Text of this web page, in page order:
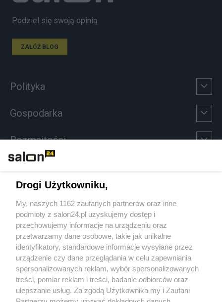
Podziel się swoją opinią
ZAŁÓŻ BLOG
Polityka
Gospodarka
Rozmaitości
Sport
Społeczeństwo
Kultura
X Facebook Instagram Youtube
Drogi Użytkowniku,
My, naszych 1162 zaufanych partnerów oraz inne
podmioty z salon24.pl uzyskujemy dostęp i
przechowujemy informacje na urządzeniu oraz
przetwarzamy dane osobowe, takie jak unikalne
identyfikatory, standardowe informacje wysyłane przez
urządzenie czy dane przeglądania w celu zapewniania
spersonalizowanych reklam, wybór spersonalizowanych
treści, pomiar reklam i treści, badanie odbiorców oraz
ulepszanie usług. Za zgodą Użytkownika my i Zaufani